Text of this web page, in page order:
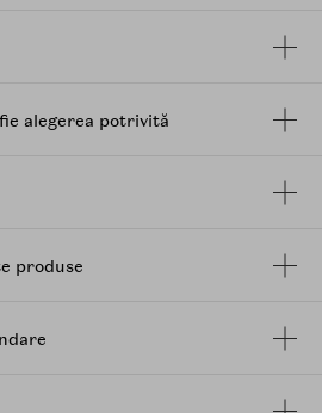
alegerea potrivită
produse